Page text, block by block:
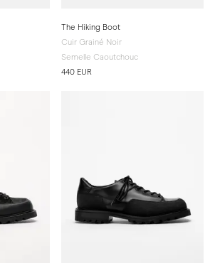
The Hiking Boot
Cuir Grainé Noir
Semelle Caoutchouc
440 EUR